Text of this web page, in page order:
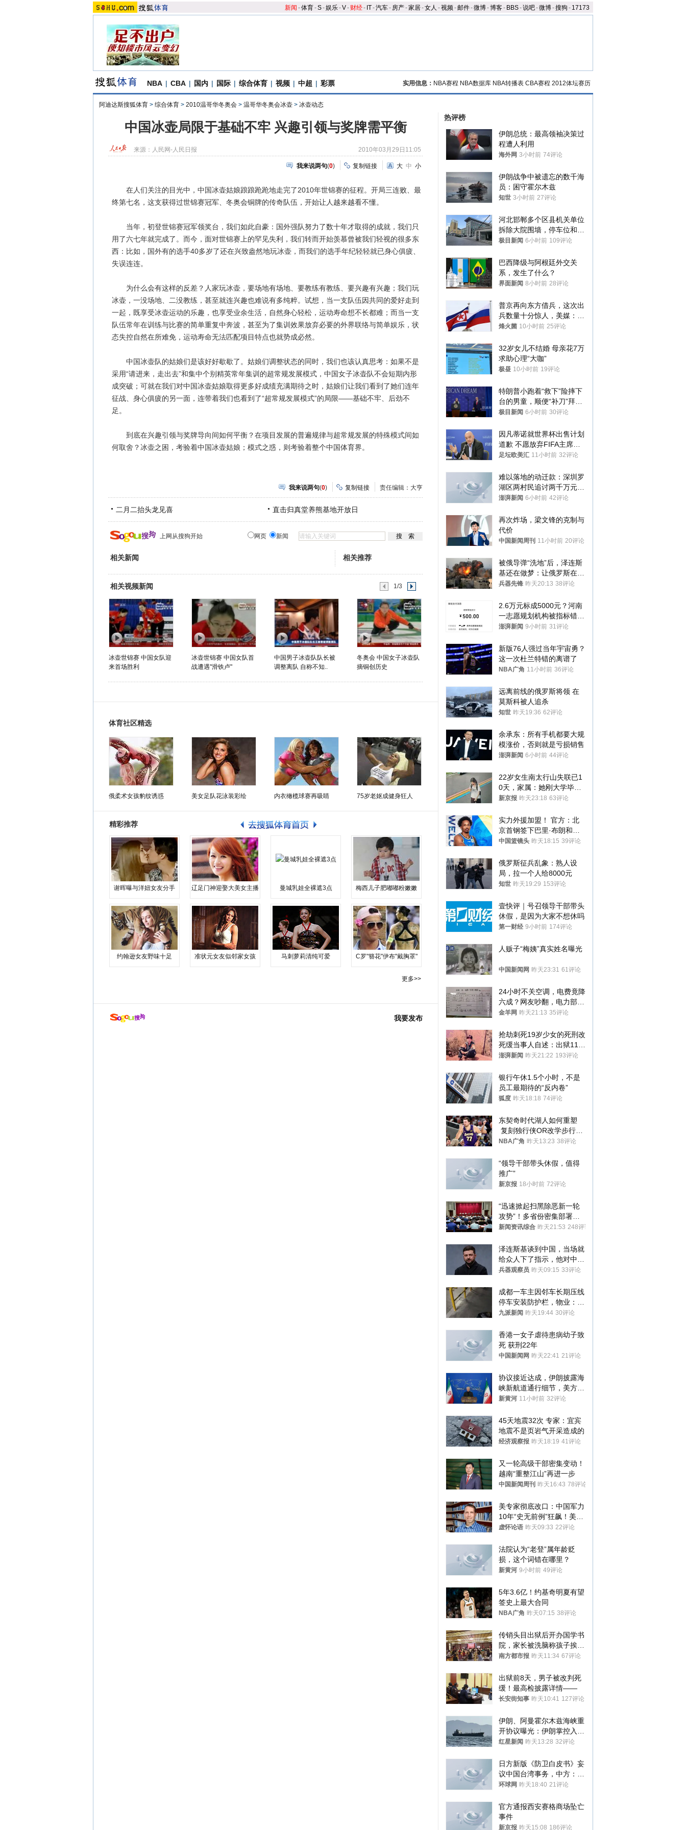
新闻 -体育-S-娱乐-V- 财经- IT-汽车- 房产-家居-女人 -视频-邮件-微博-博客- BBS-说吧-微博-搜狗 - 17173
NBA | CBA | 国内 | 国际 | 综合体育 | 视频 | 中超 | 彩票 实用信息： NBA赛程 NBA数据库 NBA转播表 CBA赛程 2012体坛赛历
阿迪达斯搜狐体育 > 综合体育 > 2010温哥华冬奥会 > 温哥华冬奥会冰壶 > 冰壶动态
中国冰壶局限于基础不牢 兴趣引领与奖牌需平衡
来源： 人民网-人民日报 2010年03月29日11:05
我来说两句(0) 复制链接 大 中 小
在人们关注的目光中，中国冰壶姑娘踉踉跄跄地走完了2010年世锦赛的征程。开局三连败、最
终第七名，这支获得过世锦赛冠军、冬奥会铜牌的传奇队伍，开始让人越来越看不懂。
当年，初登世锦赛冠军领奖台，我们如此自豪：国外强队努力了数十年才取得的成就，我们只
用了六七年就完成了。而今，面对世锦赛上的罕见失利，我们转而开始羡慕曾被我们轻视的很多东
西：比如，国外有的选手40多岁了还在兴致盎然地玩冰壶，而我们的选手年纪轻轻就已身心俱疲、
失误连连。
为什么会有这样的反差？人家玩冰壶，要场地有场地、要教练有教练、要兴趣有兴趣；我们玩
冰壶，一没场地、二没教练，甚至就连兴趣也难说有多纯粹。试想，当一支队伍因共同的爱好走到
一起，既享受冰壶运动的乐趣，也享受业余生活，自然身心轻松，运动寿命想不长都难；而当一支
队伍常年在训练与比赛的简单重复中奔波，甚至为了集训效果放弃必要的外界联络与简单娱乐，状
态失控自然在所难免，运动寿命无法匹配项目特点也就势成必然。
中国冰壶队的姑娘们是该好好歇歇了。姑娘们调整状态的同时，我们也该认真思考：如果不是
采用“请进来，走出去”和集中个别精英常年集训的超常规发展模式，中国女子冰壶队不会短期内形
成突破；可就在我们对中国冰壶姑娘取得更多好成绩充满期待之时，姑娘们让我们看到了她们连年
征战、身心俱疲的另一面，连带着我们也看到了“超常规发展模式”的局限——基础不牢、后劲不
足。
到底在兴趣引领与奖牌导向间如何平衡？在项目发展的普遍规律与超常规发展的特殊模式间如
何取舍？冰壶之困，考验着中国冰壶姑娘；模式之惑，则考验着整个中国体育界。
我来说两句(0) 复制链接 责任编辑：大亨
二月二抬头龙见喜 直击归真堂养熊基地开放日
上网从搜狗开始 网页 新闻
相关新闻 相关推荐
相关视频新闻 1/3
冰壶世锦赛 中国女队迎
来首场胜利
冰壶世锦赛 中国女队首
战遭遇"滑铁卢"
中国男子冰壶队队长被
调整离队 自称不知..
冬奥会 中国女子冰壶队
摘铜创历史
体育社区精选
俄柔术女孩豹纹诱惑 美女足队花泳装彩绘 内衣橄榄球赛再吸睛 75岁老妪成健身狂人
精彩推荐
谢晖曝与洋妞女友分手 辽足门神迎娶大美女主播 曼城乳娃全裸遮3点 梅西儿子肥嘟嘟粉嫩嫩
约翰逊女友野味十足 准状元女友似邻家女孩 马刺萝莉清纯可爱 C罗"簪花"伊布"戴胸罩"
更多>>
我要发布
热评榜
伊朗总统：最高领袖决策过
程遭人利用
海外网 3小时前 74评论
伊朗战争中被遗忘的数千海
员：困守霍尔木兹
知世 3小时前 27评论
河北邯郸多个区县机关单位
拆除大院围墙，停车位和厕
所免费开放，当地多部门回
极目新闻 6小时前 109评论
巴西降级与阿根廷外交关
系，发生了什么？
界面新闻 8小时前 28评论
普京再向东方借兵，这次出
兵数量十分惊人，美媒：俄
朝要动真格？
烽火菌 10小时前 25评论
32岁女儿不结婚 母亲花7万
求助心理“大咖”
极昼 10小时前 19评论
特朗普小跑着“救下”险摔下
台的男童，顺便“补刀”拜
登：“我可不想他像拜登一
极目新闻 6小时前 30评论
因凡蒂诺就世界杯出售计划
道歉 不愿放弃FIFA主席职
位
足坛欧美汇 11小时前 32评论
难以落地的动迁款：深圳罗
湖区两村民追讨两千万元动
迁款八年未果
澎湃新闻 6小时前 42评论
再次炸场，梁文锋的克制与
代价
中国新闻周刊 11小时前 20评论
被俄导弹“洗地”后，泽连斯
基还在做梦：让俄罗斯在冬
季前求和？
兵器先锋 昨天20:13 38评论
2.6万元标成5000元？河南
一志愿规划机构被指标错学
费致考生复读
澎湃新闻 9小时前 31评论
新版76人强过当年宇宙勇？
这一次杜兰特错的离谱了
NBA广角 11小时前 36评论
远离前线的俄罗斯将领 在
莫斯科被人追杀
知世 昨天19:36 62评论
余承东：所有手机都要大规
模涨价，否则就是亏损销售
澎湃新闻 6小时前 44评论
22岁女生南太行山失联已1
0天，家属：她刚大学毕业
想到山里旅行
新京报 昨天23:18 63评论
实力外援加盟！ 官方：北
京首钢签下巴里·布朗和桑
普森
中国篮镜头 昨天18:15 39评论
俄罗斯征兵乱象：熟人设
局，拉一个人给8000元
知世 昨天19:29 153评论
壹快评｜号召领导干部带头
休假，是因为大家不想休吗
第一财经 9小时前 174评论
人贩子“梅姨”真实姓名曝光
中国新闻网 昨天23:31 61评论
24小时不关空调，电费竟降
六成？网友吵翻，电力部门
回应→
金羊网 昨天21:13 35评论
抢劫刺死19岁少女的死刑改
死缓当事人自述：出狱11年
间始终刻意躲避被害人家属
澎湃新闻 昨天21:22 193评论
银行午休1.5个小时，不是
员工最期待的“反内卷”
狐度 昨天18:18 74评论
东契奇时代湖人如何重塑
复刻独行侠OR改学步行
者？
NBA广角 昨天13:23 38评论
“领导干部带头休假，值得
推广”
新京报 18小时前 72评论
“迅速掀起扫黑除恶新一轮
攻势”！多省份密集部署，
公布举报方式
新闻资讯综合 昨天21:53 248评论
泽连斯基谈到中国，当场就
给众人下了指示，他对中国
和中乌关系，显然又有了新
兵器观察员 昨天09:15 33评论
成都一车主因邻车长期压线
停车安装防护栏，物业：不
建议装护栏，也会影响自身
九派新闻 昨天19:44 30评论
香港一女子虐待患病幼子致
死 获刑22年
中国新闻网 昨天22:41 21评论
协议接近达成，伊朗披露海
峡新航道通行细节，美方再
提“倒计时”
新黄河 11小时前 32评论
45天地震32次 专家：宜宾
地震不是页岩气开采造成的
经济观察报 昨天18:19 41评论
又一轮高级干部密集变动！
越南“重整江山”再进一步
中国新闻周刊 昨天16:43 78评论
美专家彻底改口：中国军力
10年“史无前例”狂飙！美军
真慌了
虚怀论语 昨天09:33 22评论
法院认为“老登”属年龄贬
损，这个词错在哪里？
新黄河 9小时前 49评论
5年3.6亿！约基奇明夏有望
签史上最大合同
NBA广角 昨天07:15 38评论
传销头目出狱后开办国学书
院，家长被洗脑称孩子挨打
才有效果
南方都市报 昨天11:34 67评论
出狱前8天，男子被改判死
缓！最高检披露详情——
长安街知事 昨天10:41 127评论
伊朗、阿曼霍尔木兹海峡重
开协议曝光：伊朗掌控入湾
航道，与阿曼平分“服务费”
红星新闻 昨天13:28 32评论
日方新版《防卫白皮书》妄
议中国台湾事务，中方：强
烈不满、坚决反对，已向日
环球网 昨天18:40 21评论
官方通报西安赛格商场坠亡
事件
新京报 昨天15:08 186评论